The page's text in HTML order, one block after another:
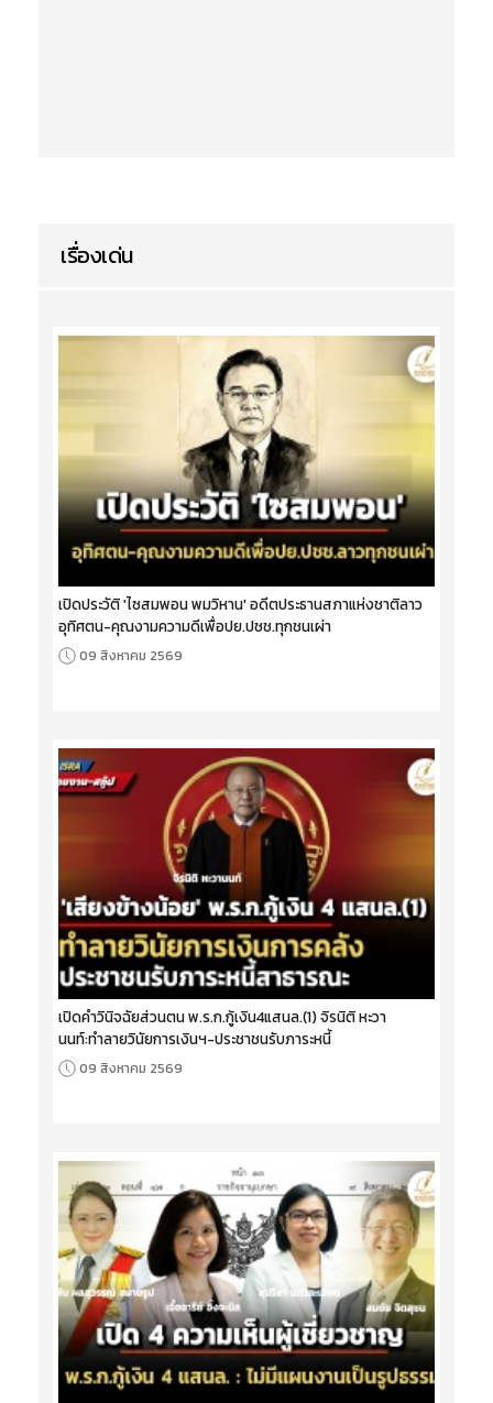
เรื่องเด่น
เปิดประวัติ 'ไซสมพอน พมวิหาน' อดีตประธานสภาแห่งชาติลาว
อุทิศตน-คุณงามความดีเพื่อปย.ปชช.ทุกชนเผ่า
09 สิงหาคม 2569
เปิดคำวินิจฉัยส่วนตน พ.ร.ก.กู้เงิน4แสนล.(1) จิรนิติ หะวา
นนท์:ทำลายวินัยการเงินฯ-ประชาชนรับภาระหนี้
09 สิงหาคม 2569